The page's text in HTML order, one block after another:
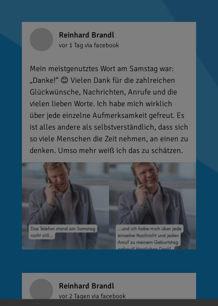
Reinhard Brandl
vor 1 Tag via facebook
Mein meistgenutztes Wort am Samstag war:
„Danke!“ 😊 Vielen Dank für die zahlreichen
Glückwünsche, Nachrichten, Anrufe und die
vielen lieben Worte. Ich habe mich wirklich
über jede einzelne Aufmerksamkeit gefreut. Es
ist alles andere als selbstverständlich, dass sich
so viele Menschen die Zeit nehmen, an einen zu
denken. Umso mehr weiß ich das zu schätzen.
Reinhard Brandl
vor 2 Tagen via facebook